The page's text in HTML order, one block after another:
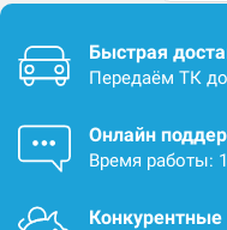
Быстрая
Передаём ТК
Онлайн
Время работы: